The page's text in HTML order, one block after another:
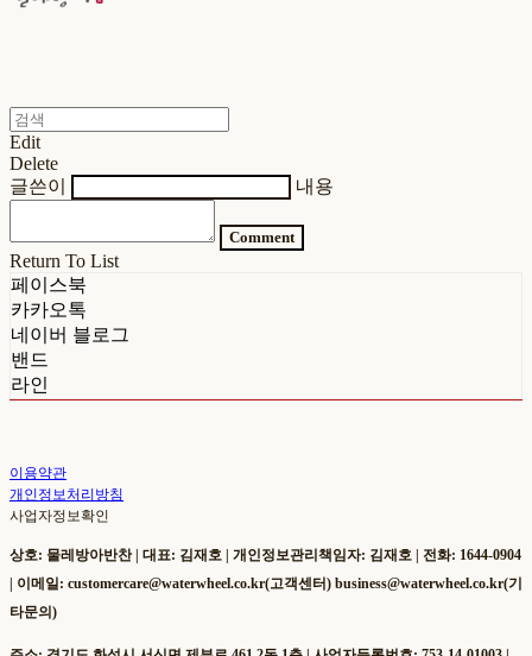
Edit
Delete
글쓴이
내용
Comment
Return To List
페이스북
카카오톡
네이버 블로그
밴드
라인
이용약관
개인정보처리방침
사업자정보확인
상호: 물레방아반찬 | 대표: 김재호 | 개인정보관리책임자: 김재호 | 전화: 1644-0904
| 이메일: customercare@waterwheel.co.kr(고객센터) business@waterwheel.co.kr(기
타문의)